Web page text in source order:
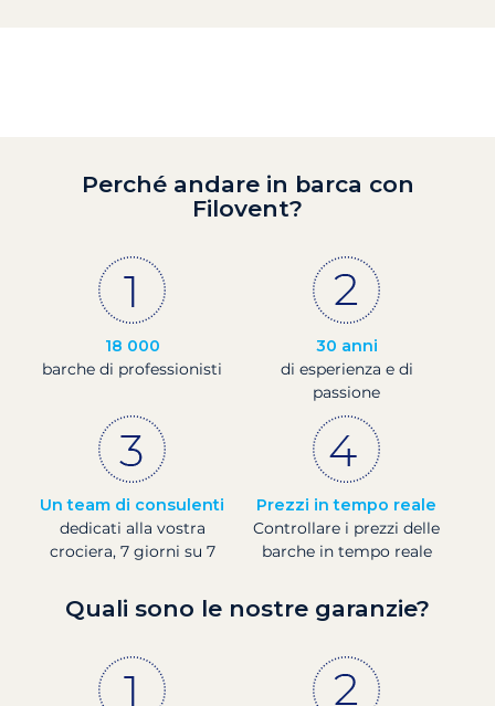
Perché andare in barca con
Filovent?
18 000
barche di professionisti
30 anni
di esperienza e di
passione
Un team di consulenti
dedicati alla vostra
crociera, 7 giorni su 7
Prezzi in tempo reale
Controllare i prezzi delle
barche in tempo reale
Quali sono le nostre garanzie?